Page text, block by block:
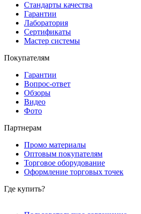
Стандарты качества
Гарантии
Лаборатория
Сертификаты
Мастер системы
Покупателям
Гарантии
Вопрос-ответ
Обзоры
Видео
Фото
Партнерам
Промо материалы
Оптовым покупателям
Торговое оборудование
Оформление торговых точек
Где купить?